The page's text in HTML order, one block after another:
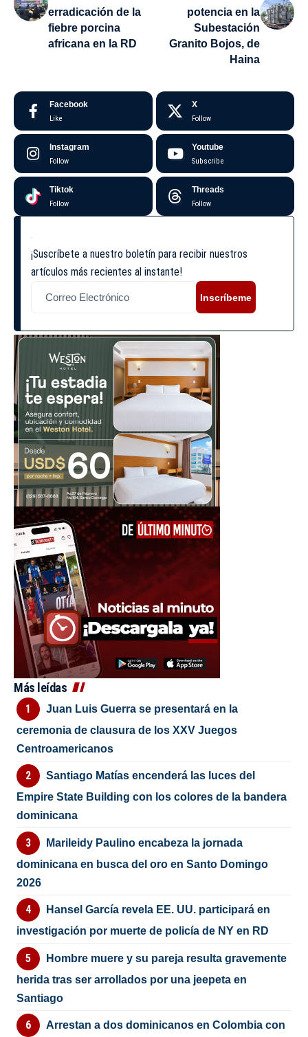
erradicación de la
fiebre porcina
africana en la RD
potencia en la
Subestación
Granito Bojos, de
Haina
Facebook
Like
X
Follow
Instagram
Follow
Youtube
Subscribe
Tiktok
Follow
Threads
Follow
¡Suscríbete a nuestro boletín para recibir nuestros
artículos más recientes al instante!
Inscríbeme
Más leídas
Juan Luis Guerra se presentará en la
ceremonia de clausura de los XXV Juegos
Centroamericanos
Santiago Matías encenderá las luces del
Empire State Building con los colores de la bandera
dominicana
Marileidy Paulino encabeza la jornada
dominicana en busca del oro en Santo Domingo
2026
Hansel García revela EE. UU. participará en
investigación por muerte de policía de NY en RD
Hombre muere y su pareja resulta gravemente
herida tras ser arrollados por una jeepeta en
Santiago
Arrestan a dos dominicanos en Colombia con